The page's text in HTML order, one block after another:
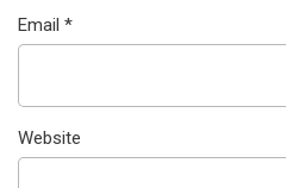
Email *
Website